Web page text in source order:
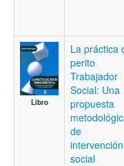
Libro
La práctica
perito
Trabajador
Social: Una
propuesta
de
intervención
social